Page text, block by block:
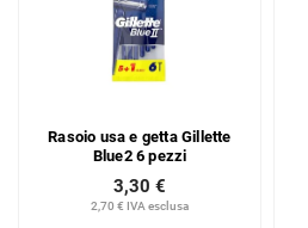
Rasoio usa e getta Gillette
Blue2 6 pezzi
2,70 € IVA esclusa
3,30 €